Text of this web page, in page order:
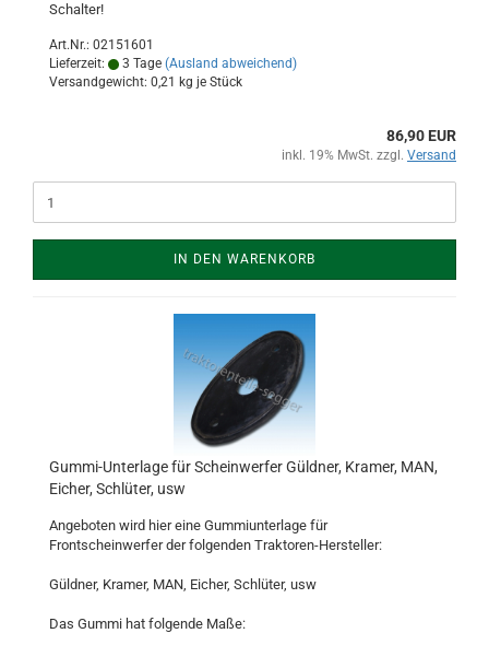
Schalter!
Art.Nr.: 02151601
Lieferzeit:
3 Tage (Ausland abweichend)
Versandgewicht: 0,21 kg je Stück
86,90 EUR
inkl. 19% MwSt. zzgl. Versand
IN DEN WARENKORB
Gummi-Unterlage für Scheinwerfer Güldner, Kramer, MAN,
Eicher, Schlüter, usw
Angeboten wird hier eine Gummiunterlage für
Frontscheinwerfer der folgenden Traktoren-Hersteller:
Güldner, Kramer, MAN, Eicher, Schlüter, usw
Das Gummi hat folgende Maße: